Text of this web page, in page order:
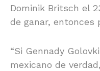
Dominik Britsch el
de ganar, entonces
“Si Gennady
mexicano de